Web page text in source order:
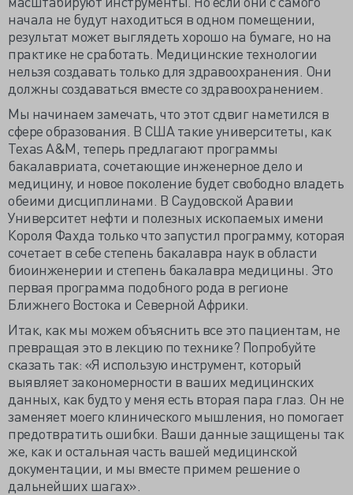
начала не будут находиться в одном помещении,
результат может выглядеть хорошо на бумаге, но на
практике не сработать. Медицинские технологии
нельзя создавать только для здравоохранения. Они
должны создаваться вместе со здравоохранением.
Мы начинаем замечать, что этот сдвиг наметился в
сфере образования. В США такие университеты, как
Texas A&M, теперь предлагают программы
бакалавриата, сочетающие инженерное дело и
медицину, и новое поколение будет свободно владеть
обеими дисциплинами. В Саудовской Аравии
Университет нефти и полезных ископаемых имени
Короля Фахда только что запустил программу, которая
сочетает в себе степень бакалавра наук в области
биоинженерии и степень бакалавра медицины. Это
первая программа подобного рода в регионе
Ближнего Востока и Северной Африки.
Итак, как мы можем объяснить все это пациентам, не
превращая это в лекцию по технике? Попробуйте
сказать так: «Я использую инструмент, который
выявляет закономерности в ваших медицинских
данных, как будто у меня есть вторая пара глаз. Он не
заменяет моего клинического мышления, но помогает
предотвратить ошибки. Ваши данные защищены так
же, как и остальная часть вашей медицинской
документации, и мы вместе примем решение о
дальнейших шагах».